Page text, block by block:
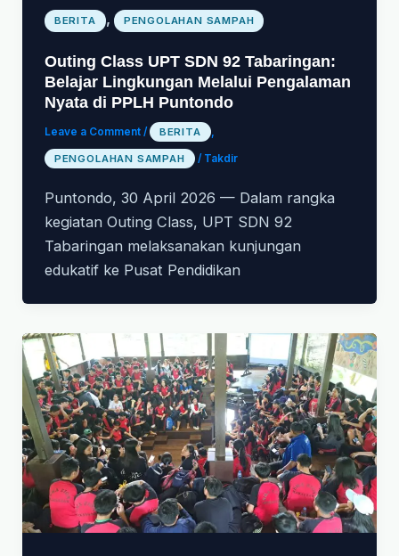
BERITA , PENGOLAHAN SAMPAH
Outing Class UPT SDN 92 Tabaringan:
Belajar Lingkungan Melalui Pengalaman
Nyata di PPLH Puntondo
Leave a Comment / BERITA ,
PENGOLAHAN SAMPAH / Takdir
Puntondo, 30 April 2026 — Dalam rangka
kegiatan Outing Class, UPT SDN 92
Tabaringan melaksanakan kunjungan
edukatif ke Pusat Pendidikan